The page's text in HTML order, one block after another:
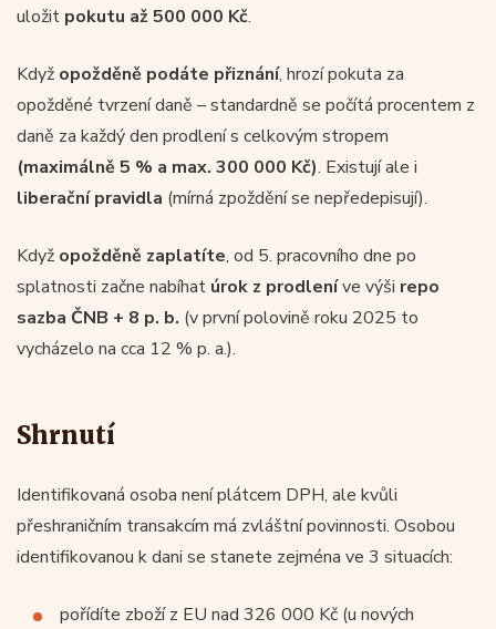
uložit pokutu až 500 000 Kč.
Když opožděně podáte přiznání, hrozí pokuta za
opožděné tvrzení daně – standardně se počítá procentem z
daně za každý den prodlení s celkovým stropem
(maximálně 5 % a max. 300 000 Kč). Existují ale i
liberační pravidla (mírná zpoždění se nepředepisují).
Když opožděně zaplatíte, od 5. pracovního dne po
splatnosti začne nabíhat úrok z prodleníve výši repo
sazba ČNB + 8 p. b. (v první polovině roku 2025 to
vycházelo na cca 12 % p. a.).
Shrnutí
Identifikovaná osoba není plátcem DPH, ale kvůli
přeshraničním transakcím má zvláštní povinnosti. Osobou
identifikovanou k dani se stanete zejména ve 3 situacích:
pořídíte zboží z EU nad 326 000 Kč (u nových